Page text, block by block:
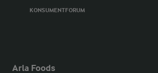
KONSUMENTFORUM
Arla Foods